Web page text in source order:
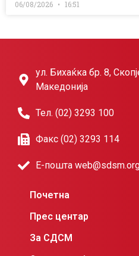
06/08/2026 16:51
ул. Бихаќка бр. 8,
Македонија
Тел. (02) 3293 100
Факс (02) 3293 114
Е-пошта
Почетна
Прес центар
За СДСМ